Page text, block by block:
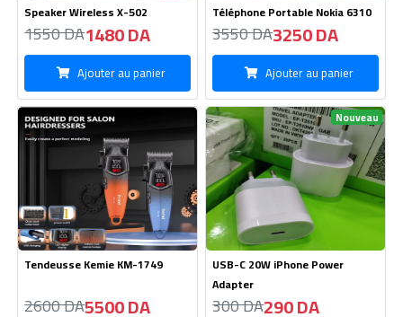
Nouveau
Power Bank KAKUSIGA 10000
1380 DA1350 DA
Ajouter au panier
Nouveau
Batterie HUAWIE Y6 Pro
950 DA940 DA
Ajouter au panier